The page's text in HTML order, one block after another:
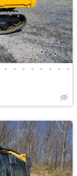
• • • • • • • •